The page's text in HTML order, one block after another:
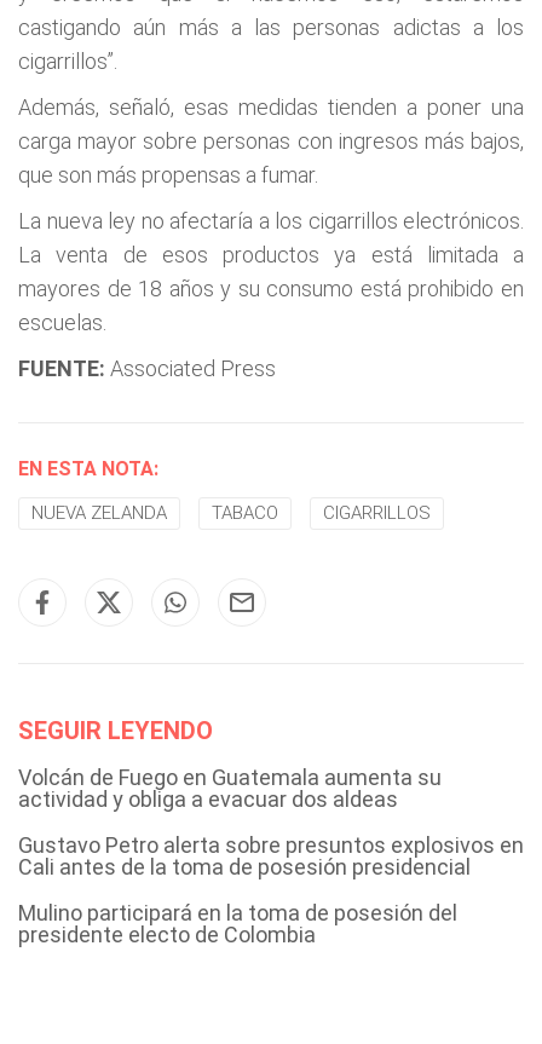
castigando aún más a las personas adictas a los
cigarrillos”.
Además, señaló, esas medidas tienden a poner una
carga mayor sobre personas con ingresos más bajos,
que son más propensas a fumar.
La nueva ley no afectaría a los cigarrillos electrónicos.
La venta de esos productos ya está limitada a
mayores de 18 años y su consumo está prohibido en
escuelas.
FUENTE: Associated Press
EN ESTA NOTA:
NUEVA ZELANDA TABACO CIGARRILLOS
SEGUIR LEYENDO
Volcán de Fuego en Guatemala aumenta su
actividad y obliga a evacuar dos aldeas
Gustavo Petro alerta sobre presuntos explosivos en
Cali antes de la toma de posesión presidencial
Mulino participará en la toma de posesión del
presidente electo de Colombia